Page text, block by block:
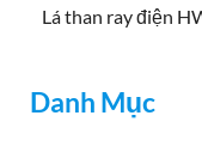
Lá than ray điện
Danh Mục